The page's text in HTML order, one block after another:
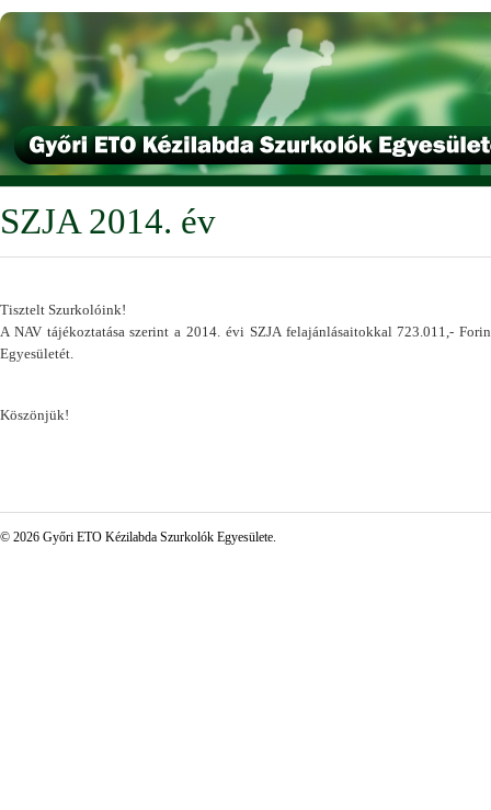
SZJA 2014. év
Tisztelt Szurkolóink!
A NAV tájékoztatása szerint a 2014. évi SZJA felajánlásaitokkal 723.011,-
Egyesületét.
Köszönjük!
© 2026 Győri ETO Kézilabda Szurkolók Egyesülete.